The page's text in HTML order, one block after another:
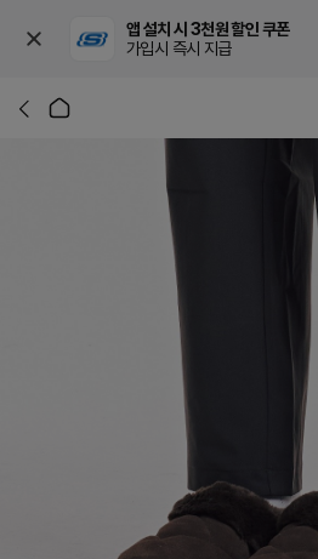
앱 설치 시 3천원 할인 쿠폰
가입시 즉시 지급